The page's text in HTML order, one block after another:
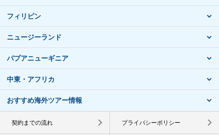
フィリピン
ニュージーランド
パプアニューギニア
中東・アフリカ
おすすめ海外ツアー情報
契約までの流れ プライバシーポリシー